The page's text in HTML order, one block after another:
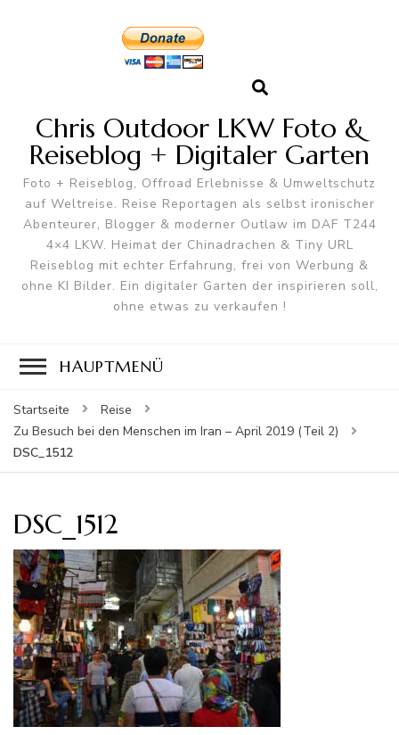
Chris Outdoor LKW Foto &
Reiseblog + Digitaler Garten
Foto + Reiseblog, Offroad Erlebnisse & Umweltschutz
auf Weltreise. Reise Reportagen als selbst ironischer
Abenteurer, Blogger & moderner Outlaw im DAF T244
4×4 LKW. Heimat der Chinadrachen & Tiny URL
Reiseblog mit echter Erfahrung, frei von Werbung &
ohne KI Bilder. Ein digitaler Garten der inspirieren soll,
ohne etwas zu verkaufen !
HAUPTMENÜ
Startseite
Reise
Zu Besuch bei den Menschen im Iran – April 2019 (Teil 2)
DSC_1512
DSC_1512